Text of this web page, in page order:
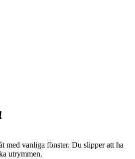
med vanliga fönster. Du slipper att ha
utrymmen.